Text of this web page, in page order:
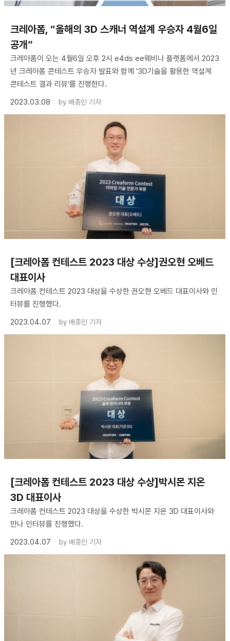
크레아폼, “올해의 3D 스캐너 역설계 우승자 4월6일
공개”
크레아폼이 오는 4월6일 오후 2시 e4ds ee웨비나 플랫폼에서 2023
년 크레아폼 콘테스트 우승자 발표와 함께 ‘3D기술을 활용한 역설계
콘테스트 결과 리뷰’를 진행한다.
2023.03.08
by 배종인 기자
[크레아폼 컨테스트 2023 대상 수상]권오현 오베드
대표이사
크레아폼 컨테스트 2023 대상을 수상한 권오현 오베드 대표이사와 인
터뷰를 진행했다.
2023.04.07
by 배종인 기자
[크레아폼 컨테스트 2023 대상 수상]박시몬 지온
3D 대표이사
크레아폼 컨테스트 2023 대상을 수상한 박시몬 지온 3D 대표이사와
만나 인터뷰를 진행했다.
2023.04.07
by 배종인 기자